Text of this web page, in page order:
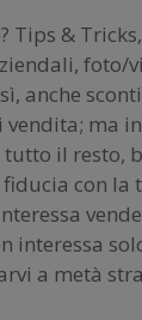
Tips &
foto/
anche
vendita; ma
il resto,
con la
interessa
a metà